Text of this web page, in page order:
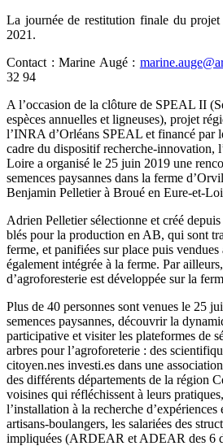
La journée de restitution finale du
2021.
Contact : Marine Augé :
32 94
A l’occasion de la clôture de SPEAL II
espèces annuelles et ligneuses), projet
l’INRA d’Orléans SPEAL et financé par
cadre du dispositif recherche-innovation,
Loire a organisé le 25 juin 2019 une
semences paysannes dans la ferme
Benjamin Pelletier à Broué en Eure-et-
Adrien Pelletier sélectionne et créé
blés pour la production en AB, qui sont
ferme, et panifiées sur place puis
également intégrée à la ferme. Par
d’agroforesterie est développée sur la
Plus de 40 personnes sont venues le 25
semences paysannes, découvrir la
participative et visiter les plateformes de
arbres pour l’agroforeterie : des
citoyen.nes investi.es dans une
des différents départements de la région
voisines qui réfléchissent à leurs
l’installation à la recherche d’expériences
artisans-boulangers, les salariées des
impliquées (ARDEAR et ADEAR des 6